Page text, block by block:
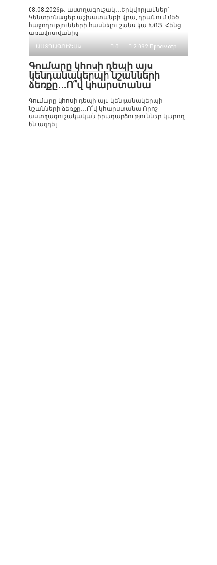
08․08․2026թ․ աստղագուշակ․․․Երկվորյակներ՝
Կենտրոնացեք աշխատանքի վրա, դրանում մեծ
հաջողությունների հասնելու շանս կա ԽՈՅ Հենց
առավոտվանից
ԱՍՏՂԱԳՈՒՇԱԿ
0 2 092 Просмотр
Գումարը կհոսի դեպի այս
կենդանակերպի նշանների
ձեռքը․․․Ո՞վ կհարստանա
Գումարը կհոսի դեպի այս կենդանակերպի
նշանների ձեռքը․․․Ո՞վ կհարստանա Որոշ
աստղագուշակական իրադարձություններ կարող
են ազդել